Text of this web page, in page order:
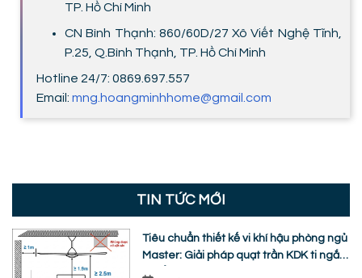
TP. Hồ Chí Minh
CN Bình Thạnh: 860/60D/27 Xô Viết Nghệ Tĩnh,
P.25, Q.Bình Thạnh, TP. Hồ Chí Minh
Hotline 24/7: 0869.697.557
Email: mng.hoangminhhome@gmail.com
TIN TỨC MỚI
Tiêu chuẩn thiết kế vi khí hậu phòng ngủ
Master: Giải pháp quạt trần KDK ti ngắn
chuẩn nhân trắc học